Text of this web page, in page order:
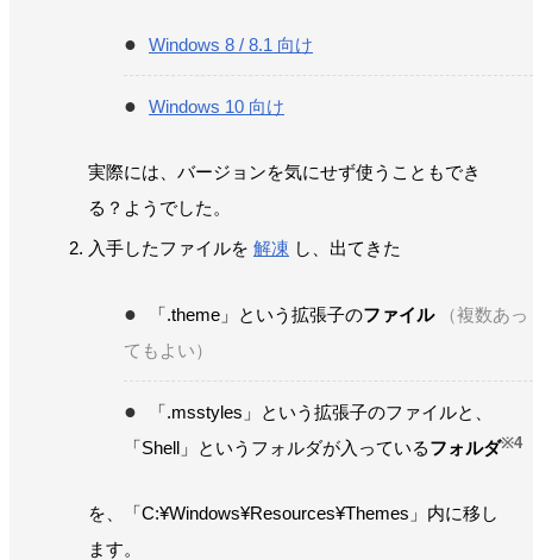
Windows 8 / 8.1 向け
Windows 10 向け
実際には、バージョンを気にせず使うこともでき
る？ようでした。
入手したファイルを 解凍 し、出てきた
「.theme」という拡張子のファイル
（複数あっ
てもよい）
「.msstyles」という拡張子のファイルと、
「Shell」というフォルダが入っているフォルダ※4
を、「C:¥Windows¥Resources¥Themes」内に移し
ます。